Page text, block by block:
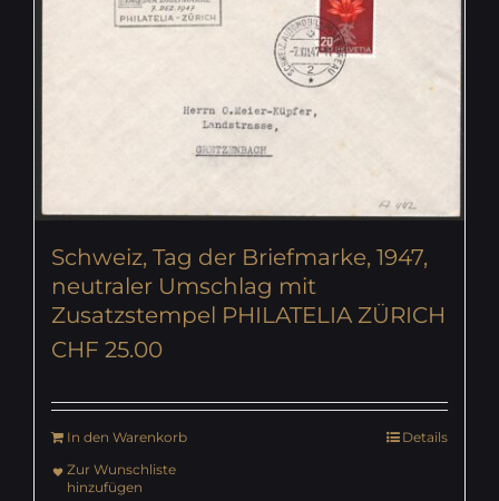
Schweiz, Tag der Briefmarke, 1947,
neutraler Umschlag mit
Zusatzstempel PHILATELIA ZÜRICH
CHF 25.00
In den Warenkorb
Details
Zur Wunschliste
hinzufügen